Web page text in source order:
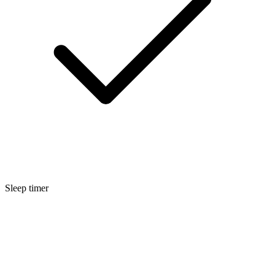
Sleep timer